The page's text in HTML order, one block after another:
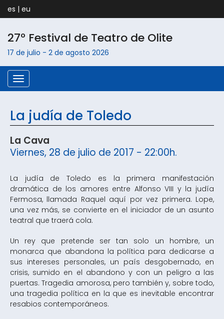
es | eu
27º Festival de Teatro de Olite
17 de julio - 2 de agosto 2026
Menú
La judía de Toledo
La Cava
Viernes, 28 de julio de 2017 - 22:00h.
La judía de Toledo es la primera manifestación
dramática de los amores entre Alfonso VIII y la judía
Fermosa, llamada Raquel aquí por vez primera. Lope,
una vez más, se convierte en el iniciador de un asunto
teatral que traerá cola.
Un rey que pretende ser tan solo un hombre, un
monarca que abandona la política para dedicarse a
sus intereses personales, un país desgobernado, en
crisis, sumido en el abandono y con un peligro a las
puertas. Tragedia amorosa, pero también y, sobre todo,
una tragedia política en la que es inevitable encontrar
resabios contemporáneos.